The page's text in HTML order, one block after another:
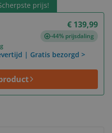
prijs!
€ 139,99
-44% prijsdaling
| Gratis bezorgd >